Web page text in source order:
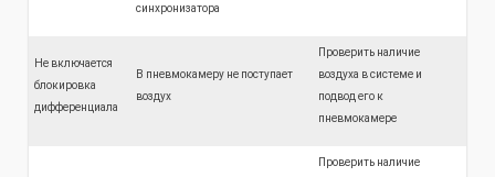
синхронизатора
Не включается
блокировка
дифференциала
В пневмокамеру не поступает
воздух
Проверить наличие
воздуха в системе и
подвод его к
пневмокамере
Проверить наличие